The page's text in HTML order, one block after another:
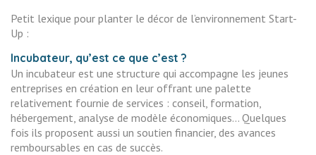
Petit lexique pour planter le décor de l’environnement Start-
Up :
Incubateur, qu’est ce que c’est ?
Un incubateur est une structure qui accompagne les jeunes
entreprises en création en leur offrant une palette
relativement fournie de services : conseil, formation,
hébergement, analyse de modèle économiques… Quelques
fois ils proposent aussi un soutien financier, des avances
remboursables en cas de succès.